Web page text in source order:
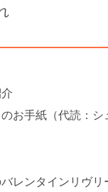
お手紙（代読：シ
レンタインリヴリ